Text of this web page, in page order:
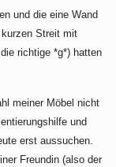
und die eine Wand
Streit mit
richtige *g*) hatten
meiner Möbel nicht
und
erst aussuchen.
Freundin (also der